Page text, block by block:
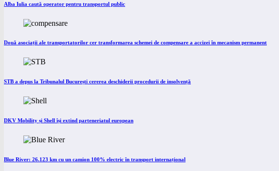
Alba Iulia caută operator pentru transportul public
Două asociații ale transportatorilor cer transformarea schemei de compensare a accizei în mecanism permanent
STB a depus la Tribunalul București cererea deschiderii procedurii de insolvență
DKV Mobility și Shell își extind parteneriatul european
Blue River: 26.123 km cu un camion 100% electric în transport internațional